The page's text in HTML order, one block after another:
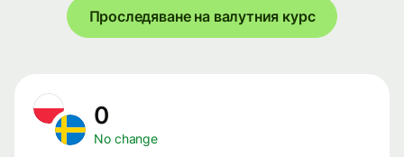
Проследяване на валутния курс
0
No change